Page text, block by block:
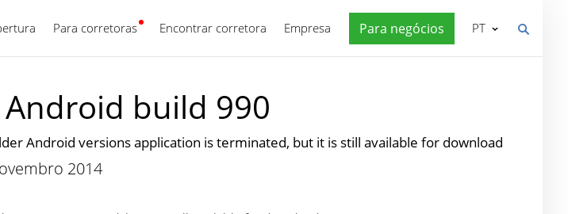
Para corretoras Encontrar corretora Empresa Para negócios
Português PT
build 990
Android versions application is terminated, but it is still available for download
2014